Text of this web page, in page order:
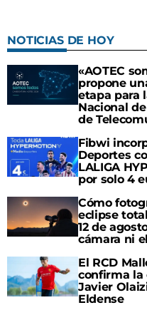
NOTICIAS DE HOY
«AOTEC
propone
etapa para
Nacional
de
Fibwi
Deportes
LALIGA
por solo 4
Cómo
eclipse
12 de
cámara ni
El RCD
confirma la
Javier
Eldense